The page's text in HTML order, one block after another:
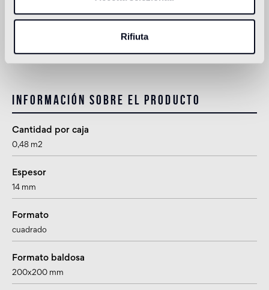
Rifiuta
no apto
(ducha) y los aseos públicos
Información sobre el producto
Cantidad por caja
0,48 m2
Espesor
14 mm
Formato
cuadrado
Formato baldosa
200x200 mm